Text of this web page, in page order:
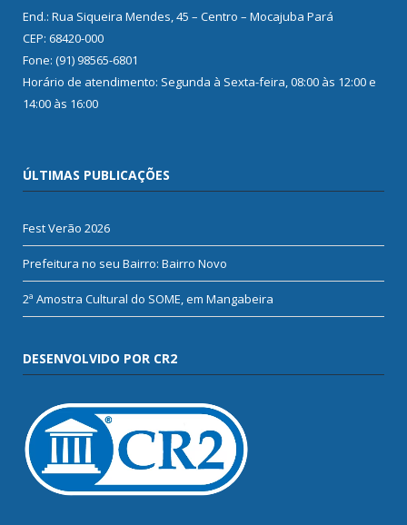
End.: Rua Siqueira Mendes, 45 – Centro – Mocajuba Pará
CEP: 68420-000
Fone: (91) 98565-6801
Horário de atendimento: Segunda à Sexta-feira, 08:00 às 12:00 e
14:00 às 16:00
ÚLTIMAS PUBLICAÇÕES
Fest Verão 2026
Prefeitura no seu Bairro: Bairro Novo
2ª Amostra Cultural do SOME, em Mangabeira
DESENVOLVIDO POR CR2